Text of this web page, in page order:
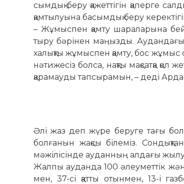
сымдық беру қажеттігін қаперге
қамтылуына басымдық беру
– Жұмыспен қамту шараларына
тыру бәрінен маңызды. Аудан­дағы
халықты жұмыспен қамту, бос
нәтижесіз болса, нақты мақсатқа
қарамауды тапсырамын, – деді
Әлі жаз деп жүре беруге тағы
болғанын жақсы білеміз.
мәжілісінде ауданның алдағы
Жалпы ауданда 100 әлеуметтік
мен, 37-сі қатты отынмен, 13-і